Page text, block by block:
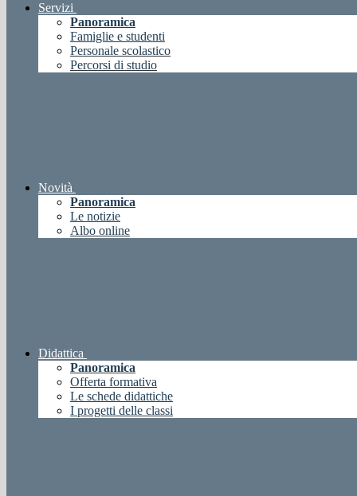
Servizi
Panoramica
Famiglie e studenti
Personale scolastico
Percorsi di studio
Novità
Panoramica
Le notizie
Albo online
Didattica
Panoramica
Offerta formativa
Le schede didattiche
I progetti delle classi